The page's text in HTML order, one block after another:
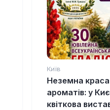
Київ
Неземна краса
ароматів: у
квіткова